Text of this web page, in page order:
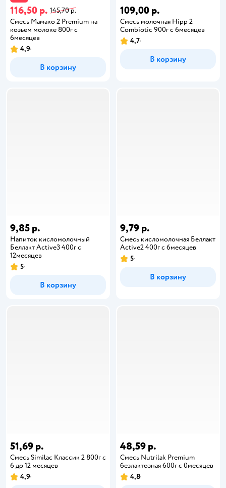
116,50 р. 145,70 р.
Смесь Мамако 2 Premium на
козьем молоке 800г с
6месяцев
4,9
В корзину
109,00 р.
Смесь молочная Hipp 2
Combiotic 900г с 6месяцев
4,7
В корзину
9,85 р.
Напиток кисломолочный
Беллакт Active3 400г с
12месяцев
5
В корзину
9,79 р.
Смесь кисломолочная Беллакт
Active2 400г с 6месяцев
5
В корзину
51,69 р.
Смесь Similac Классик 2 800г с
6 до 12 месяцев
4,9
48,59 р.
Смесь Nutrilak Premium
безлактозная 600г с 0месяцев
4,8